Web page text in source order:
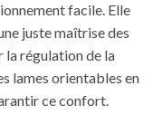
facile. Elle
juste maîtrise des
la régulation de la
lames orientables en
ce confort.